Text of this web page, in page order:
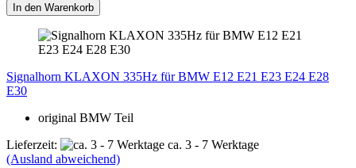
In den Warenkorb
Signalhorn KLAXON 335Hz für BMW E12 E21 E23 E24 E28
E30
original BMW Teil
Lieferzeit:
ca. 3 - 7 Werktage
(Ausland abweichend)